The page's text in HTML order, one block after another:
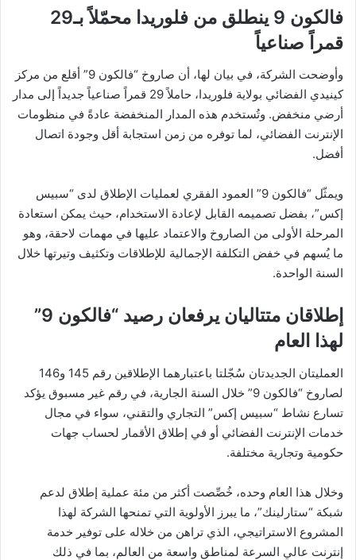
فالكون 9 ينطلق من فلوريدا محمّلاً بـ29
قمراً صناعياً
وأوضحت الشركة، في بيان لها، أن صاروخ “فالكون 9” أقلع من مركز
كينيدي الفضائي بولاية فلوريدا، حاملاً 29 قمراً صناعياً جديداً إلى مدار
أرضي منخفض. وتُستخدم هذه المدار المنخفضة عادةً في منظومات
الإنترنت الفضائي، لما توفره من زمن استجابة أقل وجودة اتصال
أفضل.
ويمثّل “فالكون 9” العمود الفقري لعمليات الإطلاق لدى “سبيس
إكس”، بفضل تصميمه القابل لإعادة الاستخدام، حيث يمكن استعادة
المرحلة الأولى من الصاروخ والاعتماد عليها في مهمات لاحقة، وهو
ما يُسهم في خفض التكلفة الإجمالية للإطلاقات وتكثيف وتيرتها خلال
السنة الواحدة.
إطلاقان متتاليان يرفعان رصيد “فالكون 9”
لهذا العام
العمليتان الجديدتان سُجّلتا باعتبارهما الإطلاقين رقم 145 و146
لصاروخ “فالكون 9” خلال السنة الجارية، في رقم غير مسبوق يؤكد
تسارع نشاط “سبيس إكس” التجاري والتقني، سواء في مجال
خدمات الإنترنت الفضائي أو في إطلاق الأقمار لحساب جهات
حكومية وتجارية مختلفة.
وخلال هذا العام وحده، خُصِّصت أكثر من مئة عملية إطلاق لدعم
شبكة “ستارلينك”، ما يبرز الأولوية التي تمنحها الشركة لهذا
المشروع الاستراتيجي، الذي تراهن من خلاله على توفير خدمة
إنترنت عالي السرعة لمناطق واسعة من العالم، بما في ذلك